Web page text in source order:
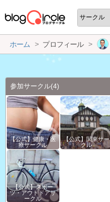
ホーム プロフィール
参加サークル(4)
【公式】健康・医
療サークル
【公式】関東サー
クル
【公式】スポー
ツ・アウトドアサ
ークル